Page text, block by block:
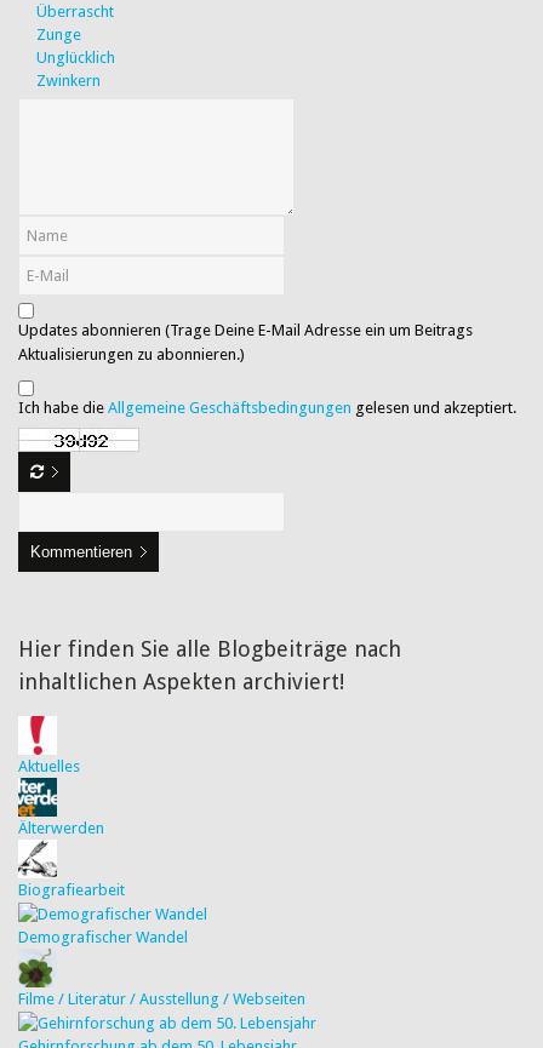
Überrascht
Zunge
Unglücklich
Zwinkern
Updates abonnieren (Trage Deine E-Mail Adresse ein um Beitrags
Aktualisierungen zu abonnieren.)
Ich habe die Allgemeine Geschäftsbedingungen gelesen und akzeptiert.
Kommentieren
Hier finden Sie alle Blogbeiträge nach
inhaltlichen Aspekten archiviert!
Aktuelles
Älterwerden
Biografiearbeit
Demografischer Wandel
Filme / Literatur / Ausstellung / Webseiten